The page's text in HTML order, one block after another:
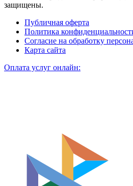
защищены.
Публичная оферта
Политика
Согласие на обработку
Карта сайта
Оплата услуг онлайн: